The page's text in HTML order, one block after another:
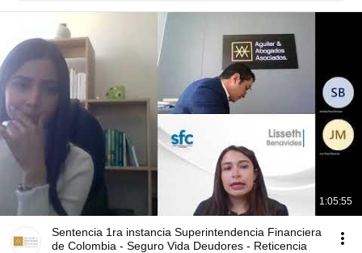
1:05:55
Sentencia 1ra instancia Superintendencia Financiera
de Colombia - Seguro Vida Deudores - Reticencia